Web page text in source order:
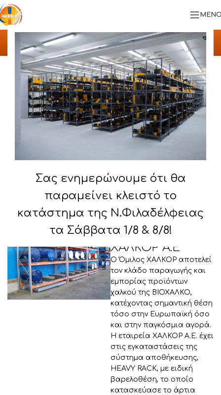
Σας ενημερώνουμε ότι θα
παραμείνει κλειστό το
κατάστημα της Ν.Φιλαδέλφειας
τα Σάββατα 1/8 & 8/8!
Αρχική/ΥΛΟΠΟΙΗΜΕΝΑ ΕΡΓΑ/ΧΑΛΚΟΡ Α.Ε
ΧΑΛΚΟΡ Α.Ε
Ο Όμιλος ΧΑΛΚΟΡ αποτελεί
τον κλάδο παραγωγής και
εμπορίας προϊόντων
χαλκού της ΒΙΟΧΑΛΚΟ,
κατέχοντας σημαντική θέση
τόσο στην Ευρωπαϊκή όσο
και στην παγκόσμια αγορά.
Η εταιρεία ΧΑΛΚΟΡ Α.Ε. έχει
στις εγκαταστάσεις της
σύστημα αποθήκευσης,
HEAVY RACK, με ειδική
βαρελοθέση, το οποίο
κατασκεύασε το άρτια